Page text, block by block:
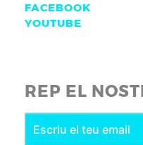
FACEBOOK
YOUTUBE
REP EL